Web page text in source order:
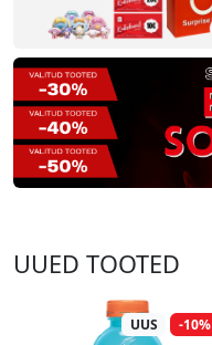
UUED TOOTED
UUS -10%